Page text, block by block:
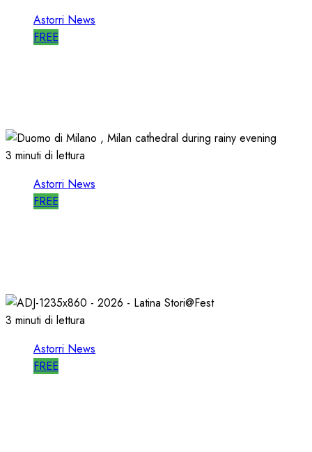
Astorri News
FREE
3 minuti di lettura
Astorri News
FREE
3 minuti di lettura
Astorri News
FREE